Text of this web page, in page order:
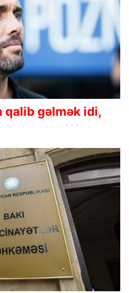
qalib gəlmək idi,